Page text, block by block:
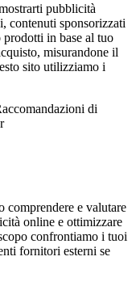
pubblicità
contenuti sponsorizzati
in base al tuo
misurandone il
sito utilizziamo i
di
comprendere e valutare
online e ottimizzare
confrontiamo i tuoi
fornitori esterni se